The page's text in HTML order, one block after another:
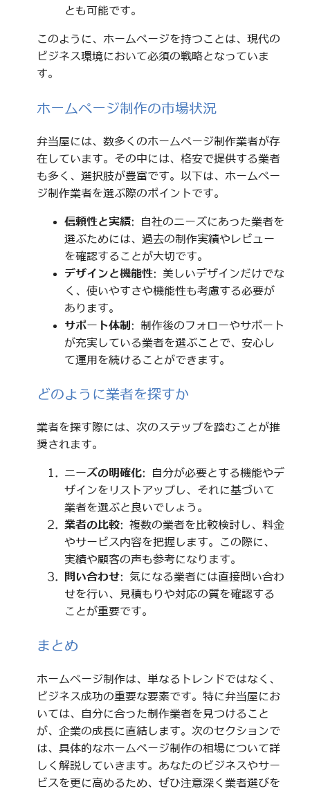
とも可能です。
このように、ホームページを持つことは、現代の
ビジネス環境において必須の戦略となっていま
す。
ホームページ制作の市場状況
弁当屋には、数多くのホームページ制作業者が存
在しています。その中には、格安で提供する業者
も多く、選択肢が豊富です。以下は、ホームペー
ジ制作業者を選ぶ際のポイントです。
信頼性と実績: 自社のニーズにあった業者を
選ぶためには、過去の制作実績やレビュー
を確認することが大切です。
デザインと機能性: 美しいデザインだけでな
く、使いやすさや機能性も考慮する必要が
あります。
サポート体制 : 制作後のフォローやサポート
が充実している業者を選ぶことで、安心し
て運用を続けることができます。
どのように業者を探すか
業者を探す際には、次のステップを踏むことが推
奨されます。
ニーズの明確化: 自分が必要とする機能やデ
ザインをリストアップし、それに基づいて
業者を選ぶと良いでしょう。
業者の比較: 複数の業者を比較検討し、料金
やサービス内容を把握します。この際に、
実績や顧客の声も参考になります。
問い合わせ: 気になる業者には直接問い合わ
せを行い、見積もりや対応の質を確認する
ことが重要です。
まとめ
ホームページ制作は、単なるトレンドではなく、
ビジネス成功の重要な要素です。特に弁当屋にお
いては、自分に合った制作業者を見つけること
が、企業の成長に直結します。次のセクションで
は、具体的なホームページ制作の相場について詳
しく解説していきます。あなたのビジネスやサー
ビスを更に高めるため、ぜひ注意深く業者選びを